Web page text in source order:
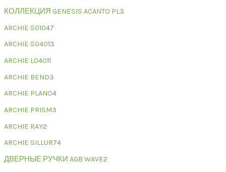
КОЛЛЕКЦИЯ GENESIS ACANTO PL3
ARCHIE S01047
ARCHIE S04013
ARCHIE L04011
ARCHIE BEND3
ARCHIE PLANO4
ARCHIE PRISM3
ARCHIE RAY2
ARCHIE SILLUR74
ДВЕРНЫЕ РУЧКИ AGB WAVE2